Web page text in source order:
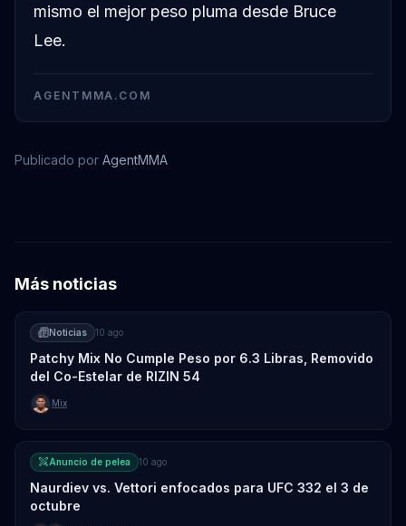
mismo el mejor peso pluma desde Bruce
Lee.
AGENTMMA.COM
Publicado por AgentMMA
Más noticias
Noticias 10 ago
Patchy Mix No Cumple Peso por 6.3 Libras, Removido
del Co-Estelar de RIZIN 54
Mix
Anuncio de pelea 10 ago
Naurdiev vs. Vettori enfocados para UFC 332 el 3 de
octubre